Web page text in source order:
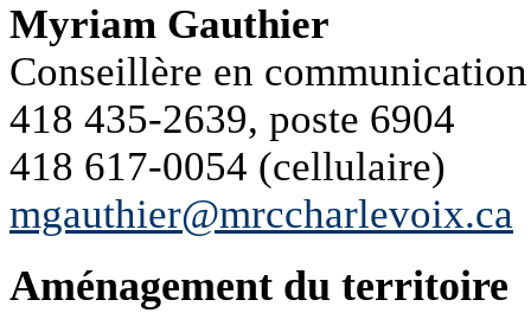
Myriam Gauthier
Conseillère en
418 435-2639, poste 6904
418 617-0054 (cellulaire)
mgauthier@mrccharlevoix.ca
Aménagement du territoire